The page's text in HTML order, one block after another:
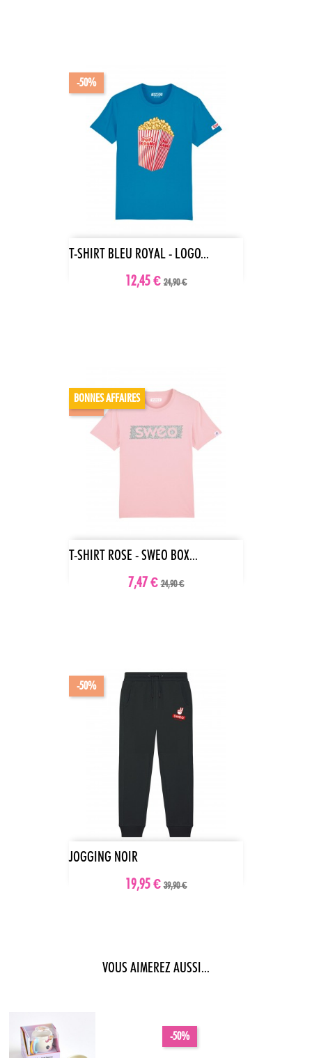
T-SHIRT BLEU ROYAL - LOGO...
12,45 € 24,90 €
-50%
T-SHIRT ROSE - SWEO BOX...
7,47 € 24,90 €
BONNES AFFAIRES
-70%
JOGGING NOIR
19,95 € 39,90 €
-50%
VOUS AIMEREZ AUSSI...
-50%